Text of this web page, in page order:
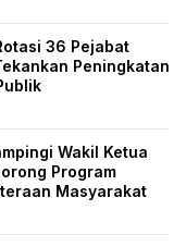
36 Pejabat
Peningkatan
Wakil Ketua
Program
Masyarakat